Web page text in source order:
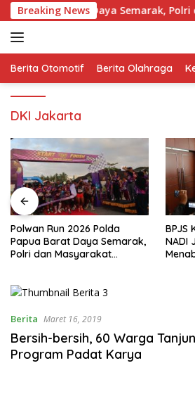
Langsung
ke
konten
Breaking News
Papua Barat Daya Semarak, Polri
Berita Otomotif Berita Olahraga
DKI Jakarta
Polwan Run 2026 Polda
Papua Barat Daya Semarak,
Polri dan Masyarakat
BPJS
NADI
Berita Maret 16, 2019
Bersih-bersih, 60 Warga
Program Padat Karya